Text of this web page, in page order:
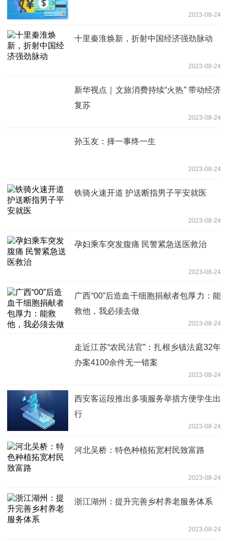
2023-08-24
十里秦淮焕新，折射中国经济强劲脉动
2023-08-24
新华视点｜文旅消费持续“火热” 带动经济
复苏
2023-08-24
孙玉友：择一事终一生
2023-08-24
铁骑火速开道 护送断指男子平安就医
2023-08-24
孕妇乘车突发腹痛 民警紧急送医救治
2023-08-24
广西“00”后造血干细胞捐献者包厚力：能
救他，我必须去做
2023-08-24
走近江苏“农民法官”：扎根乡镇法庭32年
办案4100余件无一错案
2023-08-24
西安客运段推出多项服务举措方便学生出
行
2023-08-24
河北吴桥：特色种植拓宽村民致富路
2023-08-24
浙江湖州：提升完善乡村养老服务体系
2023-08-24